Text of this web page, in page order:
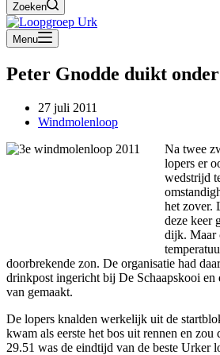
Zoeken
Menu
Peter Gnodde duikt
27 juli 2011
Windmolenloop
Na twee
lopers er
wedstrijd
het zover.
deze keer
dijk. Maar
doorbrekende zon. De organisatie had
drinkpost ingericht bij De Schaapskooi
van gemaakt.
De lopers knalden werkelijk uit de
kwam als eerste het bos uit rennen en zou
29.51 was de eindtijd van de beste Urker